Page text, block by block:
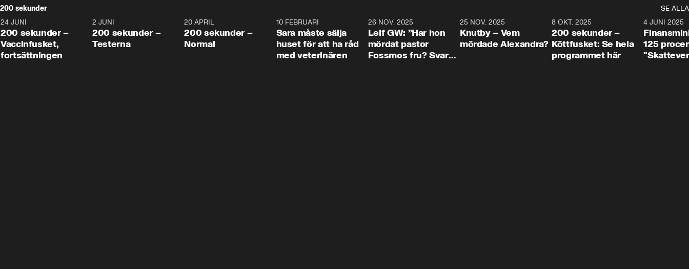
200 sekunder
SE ALLA
5:00
24 JUNI
200 sekunder –
Vaccinfusket,
fortsättningen
4:23
2 JUNI
200 sekunder –
Testerna
20 APRIL
200 sekunder –
Normal
10 FEBRUARI
Sara måste sälja
huset för att ha råd
med veterinären
26 NOV. 2025
Leif GW: ”Har hon
mördat pastor
Fossmos fru? Svar
31:05
25 NOV. 2025
Knutby – Vem
mördade Alexandra?
4:29
8 OKT. 2025
200 sekunder –
Köttfusket: Se hela
programmet här
4 JUNI 2025
125